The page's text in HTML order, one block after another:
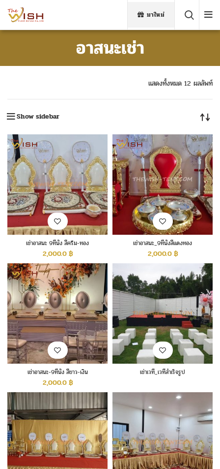
มาใหม่
อาสนะเช่า
แสดงทั้งหมด 12 ผลลัพท์
Show sidebar
เช่าอาสนะ 9ที่นั่ง สีครีม-ทอง
2,000.0฿
เช่าอาสนะ_9ที่นั่งสีแดงทอง
2,000.0฿
เช่าอาสนะ-9ที่นั่ง สีขาว-เงิน
2,000.0฿
เช่าเวที_เวทีสำเร็จรูป